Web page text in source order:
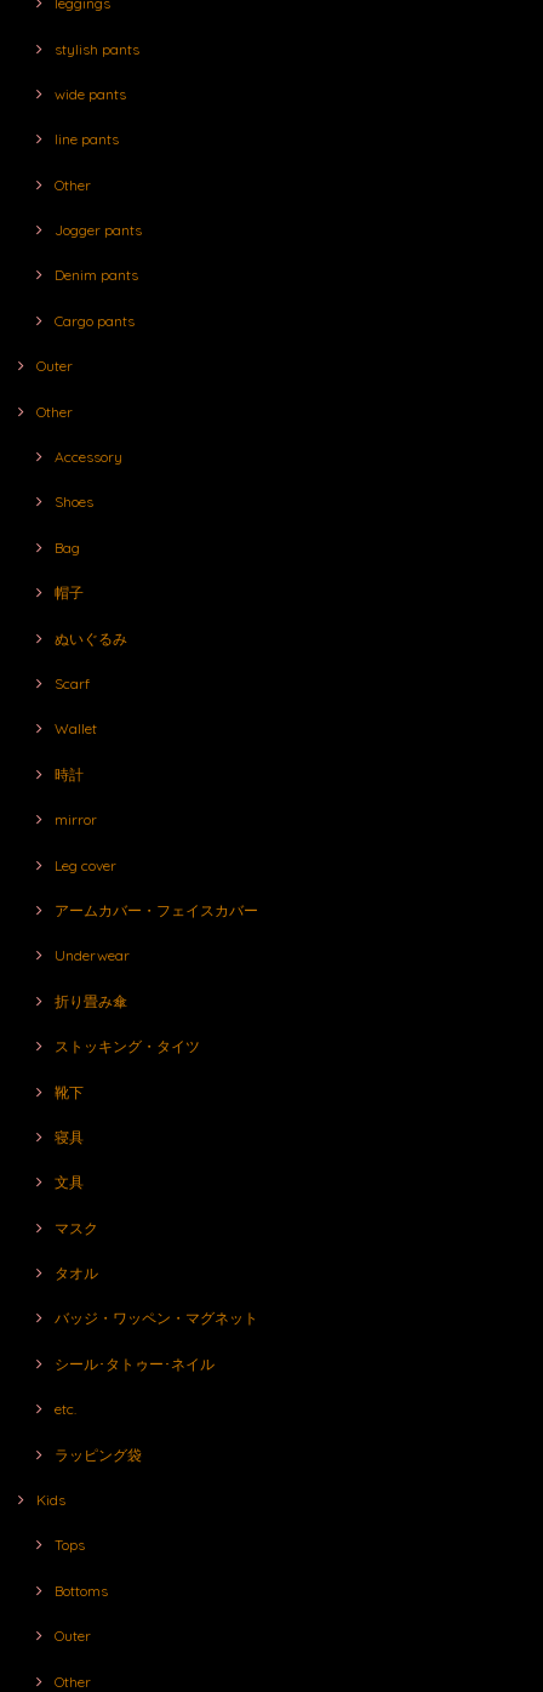
stylish pants
wide pants
line pants
Other
Jogger pants
Denim pants
Cargo pants
Outer
Other
Accessory
Shoes
Bag
帽子
ぬいぐるみ
Scarf
Wallet
時計
mirror
Leg cover
アームカバー・フェイスカバー
Underwear
折り畳み傘
ストッキング・タイツ
靴下
寝具
文具
マスク
タオル
バッジ・ワッペン・マグネット
シール･タトゥー･ネイル
etc.
ラッピング袋
Kids
Tops
Bottoms
Outer
Other